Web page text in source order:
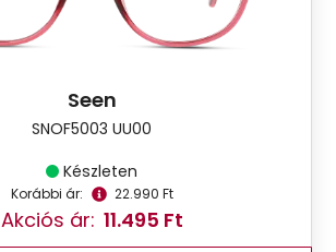
Seen
SNOF5003 UU00
Készleten
Korábbi ár: 22.990 Ft
Akciós ár: 11.495 Ft